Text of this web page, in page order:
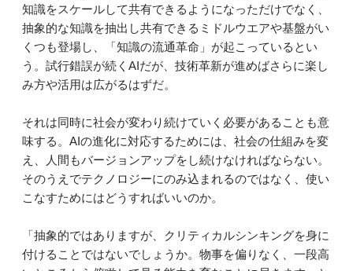
知識をスケールして共有できるようになっただけでなく、
抽象的な知識を抽出し共有できるミドルウエアや基盤がい
くつも登場し、「知識の流通革命」が起こっているとい
う。試行錯誤が続くAIだが、技術革新が進めばさらに楽し
み方や活用は広がるはずだ。
それは同時に社会が変わり続けていく必要があることも意
味する。AIの進化に対応するためには、社会の仕組みを変
え、人間もバージョンアップをし続けなければならない。
そのうえでテクノロジーにのみ込まれるのではなく、使い
こなすためにはどうすればいいのか。
「抽象的ではありますが、クリティカルシンキングを身に
付けることではないでしょうか。物事を偏りなく、一段高